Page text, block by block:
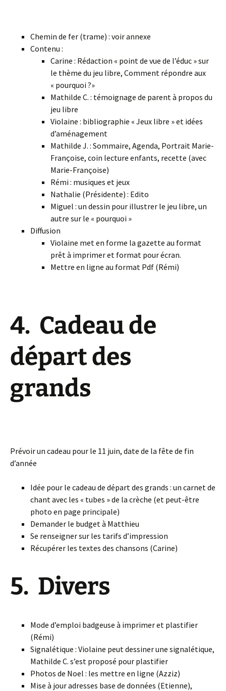
Chemin de fer (trame) : voir annexe
Contenu :
Carine : Rédaction « point de vue de l’éduc » sur
le thème du jeu libre, Comment répondre aux
« pourquoi ?»
Mathilde C. : témoignage de parent à propos du
jeu libre
Violaine : bibliographie « Jeux libre » et idées
d’aménagement
Mathilde J. : Sommaire, Agenda, Portrait Marie-
Françoise, coin lecture enfants, recette (avec
Marie-Françoise)
Rémi : musiques et jeux
Nathalie (Présidente) : Edito
Miguel : un dessin pour illustrer le jeu libre, un
autre sur le « pourquoi »
Diffusion
Violaine met en forme la gazette au format
prêt à imprimer et format pour écran.
Mettre en ligne au format Pdf (Rémi)
4. Cadeau de
départ des
grands
Prévoir un cadeau pour le 11 juin, date de la fête de fin
d’année
Idée pour le cadeau de départ des grands : un carnet de
chant avec les « tubes » de la crèche (et peut-être
photo en page principale)
Demander le budget à Matthieu
Se renseigner sur les tarifs d’impression
Récupérer les textes des chansons (Carine)
5. Divers
Mode d’emploi badgeuse à imprimer et plastifier
(Rémi)
Signalétique : Violaine peut dessiner une signalétique,
Mathilde C. s’est proposé pour plastifier
Photos de Noel : les mettre en ligne (Azziz)
Mise à jour adresses base de données (Etienne),